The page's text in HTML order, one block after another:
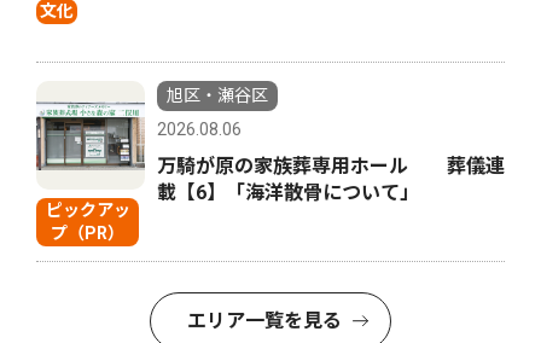
文化
ピックアッ
プ（PR）
旭区・瀬谷区
2026.08.06
万騎が原の家族葬専用ホール 葬儀連
載【6】「海洋散骨について」
エリア一覧を見る